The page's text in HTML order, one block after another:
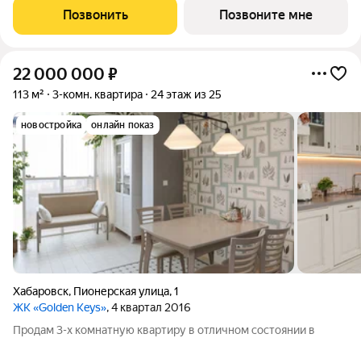
Позвонить Позвоните мне
22 000 000 ₽
113 м² 3-комн. квартира 24 этаж из 25
новостройка онлайн показ
Хабаровск, Пионерская улица,1
ЖК «Golden Keys», 4 квартал 2016
Продам 3-х комнатную квартиру в отличном состоянии в